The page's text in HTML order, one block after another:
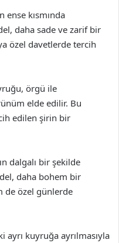
kısmında
daha sade ve zarif bir
özel davetlerde tercih
örgü ile
elde edilir. Bu
edilen şirin bir
dalgalı bir şekilde
daha bohem bir
de özel günlerde
kuyruğa ayrılmasıyla